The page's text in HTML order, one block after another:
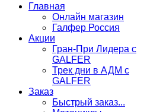
Главная
Онлайн магазин
Галфер Россия
Акции
Гран-При Лидера c
GALFER
Трек дни в АДМ с
GALFER
Заказ
Быстрый заказ...